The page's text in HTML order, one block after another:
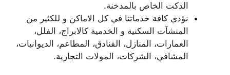
الدكت الخاص بالمدخنة.
نؤدي كافة خدماتنا في كل الاماكن و للكثير من
المنشآت السكنية و الخدمية كالابراج، الفلل،
العمارات، المنازل، الفنادق، المطاعم، الديوانيات،
المشافي، الشركات، المولات التجارية.